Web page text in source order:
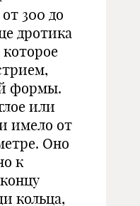
300 до
дротика
формы.
или
имело от
Оно
к
кольца,